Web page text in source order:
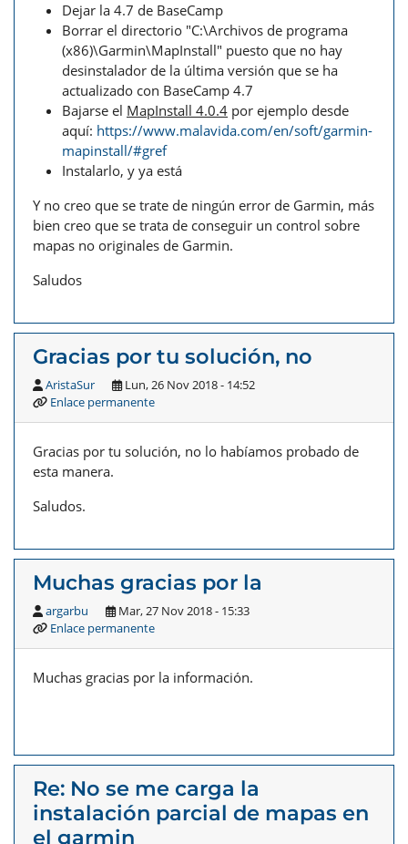
Dejar la 4.7 de BaseCamp
Borrar el directorio "C:\Archivos de programa
(x86)\Garmin\MapInstall" puesto que no hay
desinstalador de la última versión que se ha
actualizado con BaseCamp 4.7
Bajarse el MapInstall 4.0.4 por ejemplo desde
aquí: https://www.malavida.com/en/soft/garmin-
mapinstall/#gref
Instalarlo, y ya está
Y no creo que se trate de ningún error de Garmin, más
bien creo que se trata de conseguir un control sobre
mapas no originales de Garmin.
Saludos
Gracias por tu solución, no
AristaSur
Lun, 26 Nov 2018 - 14:52
Enlace permanente
Gracias por tu solución, no lo habíamos probado de
esta manera.
Saludos.
Muchas gracias por la
argarbu
Mar, 27 Nov 2018 - 15:33
Enlace permanente
Muchas gracias por la información.
Re: No se me carga la
instalación parcial de mapas en
el garmin